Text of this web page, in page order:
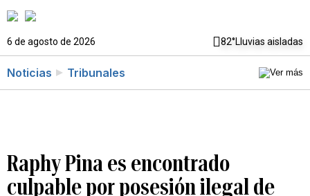
6 de agosto de 2026 82°Lluvias aisladas
Noticias Tribunales
Raphy Pina es encontrado
culpable por posesión ilegal de